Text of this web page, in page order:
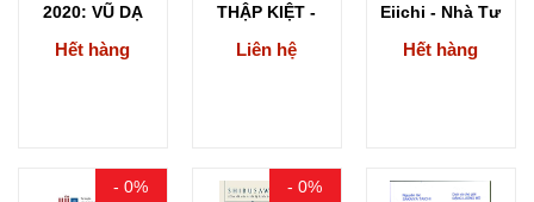
2020: VŨ DẠ
ĐÀM -...
Hết hàng
THẬP KIỆT -
NGUYỄN TIẾN
Liên hệ
Eiichi - Nhà Tư
Bản Lỗi Lạc...
Hết hàng
- 0% - 0%